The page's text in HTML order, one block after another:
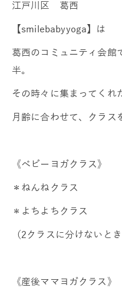
江戸川区 葛西
【smilebabyyoga】は
葛西のコミュニティ会館
半。
その時々に集まってくれ
月齢に合わせて、クラス
《ベビーヨガクラス》
＊ねんねクラス
＊よちよちクラス
（2クラスに分けないと
《産後ママヨガクラス》